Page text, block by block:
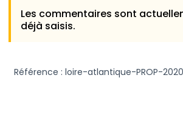
Les commentaires sont
déjà saisis.
Référence : loire-atlantique-PROP-